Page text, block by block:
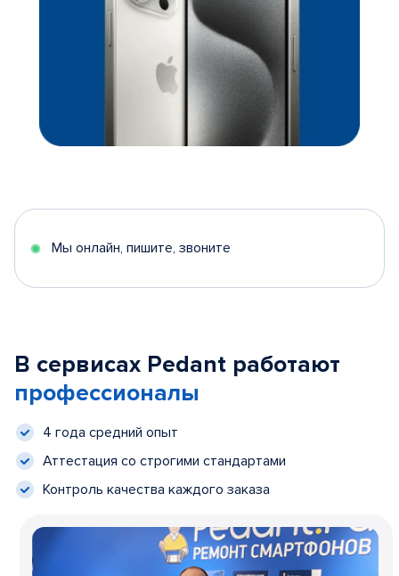
Мы онлайн, пишите, звоните
В сервисах Pedant работают
профессионалы
4 года средний опыт
Аттестация со строгими стандартами
Контроль качества каждого заказа